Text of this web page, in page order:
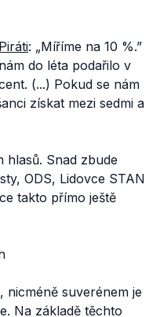
Piráti: „Míříme na 10 %.”
do léta podařilo v
(...) Pokud se nám
získat mezi sedmi a
hlasů. Snad zbude
ODS, Lidovce STAN
takto přímo ještě
nicméně suverénem je
Na základě těchto